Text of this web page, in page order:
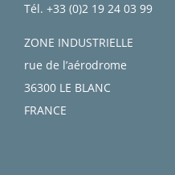
Tél. +33 (0)2 19 24 03 99
ZONE INDUSTRIELLE
rue de l’aérodrome
36300 LE BLANC
FRANCE